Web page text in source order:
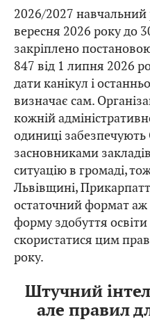
2026/2027 навчальний
вересня 2026 року до
закріплено
847 від 1 липня 2026
дати канікул і
визначає сам.
кожній
одиниці
засновниками
ситуацію в громаді,
Львівщині,
остаточний формат аж
форму здобуття
скористатися цим
року.
Штучний
але правил